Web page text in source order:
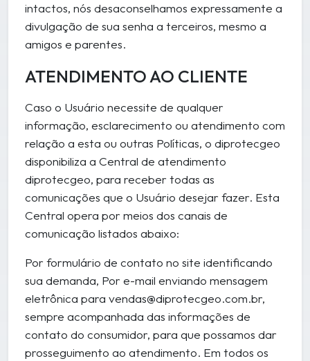
intactos, nós desaconselhamos expressamente a
divulgação de sua senha a terceiros, mesmo a
amigos e parentes.
ATENDIMENTO AO CLIENTE
Caso o Usuário necessite de qualquer
informação, esclarecimento ou atendimento com
relação a esta ou outras Políticas, o diprotecgeo
disponibiliza a Central de atendimento
diprotecgeo, para receber todas as
comunicações que o Usuário desejar fazer. Esta
Central opera por meios dos canais de
comunicação listados abaixo:
Por formulário de contato no site identificando
sua demanda, Por e-mail enviando mensagem
eletrônica para vendas@diprotecgeo.com.br,
sempre acompanhada das informações de
contato do consumidor, para que possamos dar
prosseguimento ao atendimento. Em todos os